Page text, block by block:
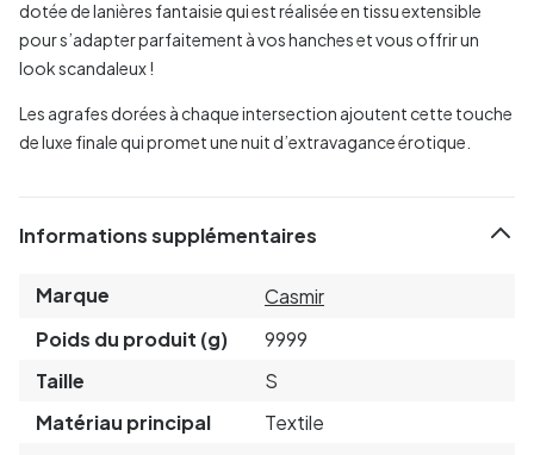
dotée de lanières fantaisie qui est réalisée en tissu extensible
pour s’adapter parfaitement à vos hanches et vous offrir un
look scandaleux !
Les agrafes dorées à chaque intersection ajoutent cette touche
de luxe finale qui promet une nuit d’extravagance érotique.
Informations supplémentaires
Marque
Casmir
Poids du produit (g)
9999
Taille
S
Matériau principal
Textile